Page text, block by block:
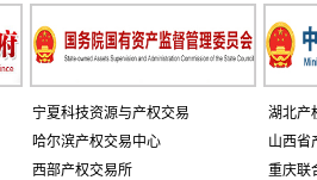
宁夏科技资源与产权交易
哈尔滨产权交易中心
西部产权交易所
湖北产
山西省
重庆联